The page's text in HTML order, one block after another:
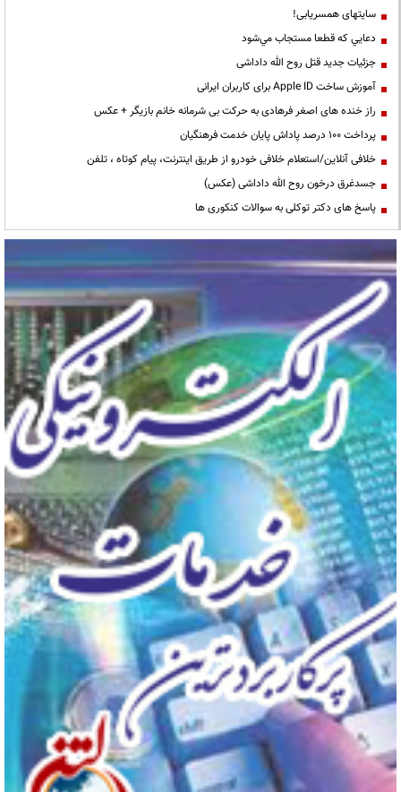
سایتهای همسریابی!
دعايي كه قطعا مستجاب مي‌شود
جزئیات جدید قتل روح الله داداشی
آموزش ساخت Apple ID برای کاربران ایرانی
راز خنده های اصغر فرهادی به حرکت بی شرمانه خانم بازیگر + عکس
پرداخت ۱۰۰ درصد پاداش پایان خدمت فرهنگیان
خلافی آنلاین/استعلام خلافی خودرو از طریق اینترنت، پیام کوتاه ، تلفن
جسدغرق درخون روح الله داداشی (عکس)
پاسخ های دکتر توکلی به سوالات کنکوری ها